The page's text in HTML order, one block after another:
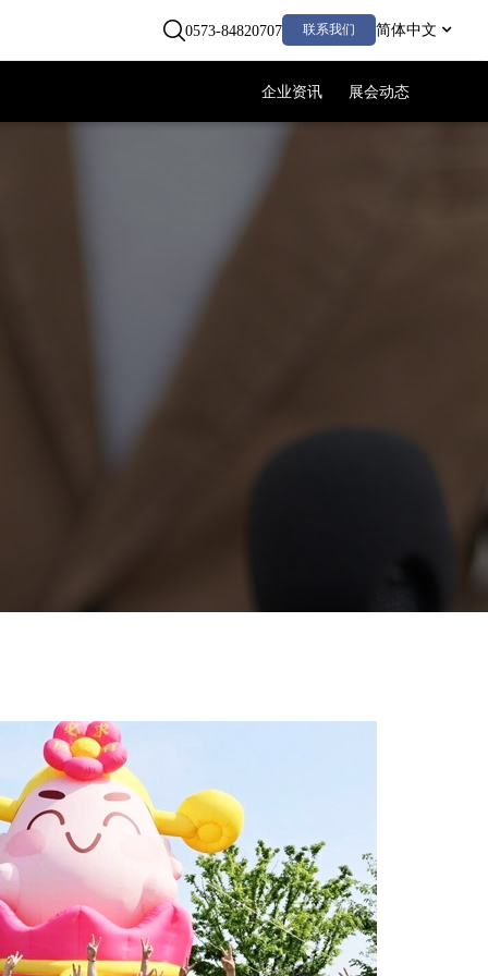
0573-84820707 联系我们 简体中文
企业资讯 展会动态